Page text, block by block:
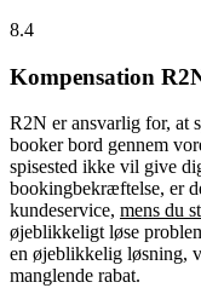
8.4
Kompensation
R2N er ansvarlig for, at
booker bord gennem
spisested ikke vil give
bookingbekræftelse, er
kundeservice, mens du
øjeblikkeligt løse
en øjeblikkelig løsning,
manglende rabat.